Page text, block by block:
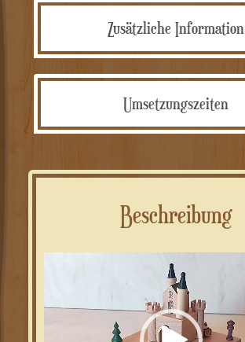
Zusätzliche Information
Umsetzungszeiten
Beschreibung
Video-
Player